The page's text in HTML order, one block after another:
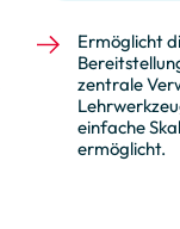
Ermöglicht
zentrale
einfache
ermöglicht.